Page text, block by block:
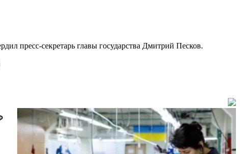
пресс-секретарь главы государства Дмитрий Песков.